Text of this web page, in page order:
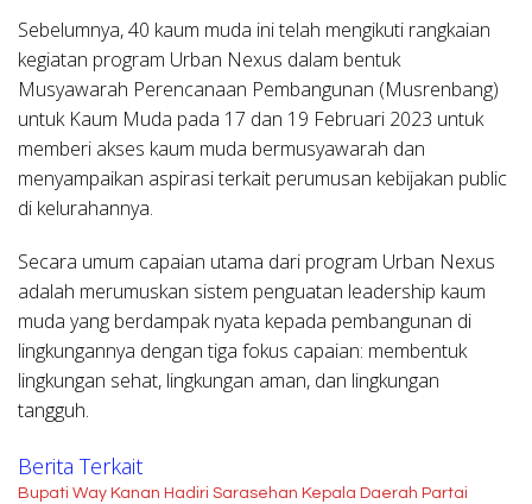
Sebelumnya, 40 kaum muda ini telah mengikuti rangkaian
kegiatan program Urban Nexus dalam bentuk
Musyawarah Perencanaan Pembangunan (Musrenbang)
untuk Kaum Muda pada 17 dan 19 Februari 2023 untuk
memberi akses kaum muda bermusyawarah dan
menyampaikan aspirasi terkait perumusan kebijakan public
di kelurahannya.
Secara umum capaian utama dari program Urban Nexus
adalah merumuskan sistem penguatan leadership kaum
muda yang berdampak nyata kepada pembangunan di
lingkungannya dengan tiga fokus capaian: membentuk
lingkungan sehat, lingkungan aman, dan lingkungan
tangguh.
Berita Terkait
Bupati Way Kanan Hadiri Sarasehan Kepala Daerah Partai